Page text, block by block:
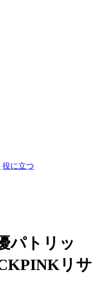
役に立つ
パトリッ
リサ